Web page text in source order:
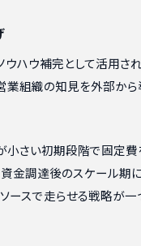
ハウ補完として活用さ
業組織の知見を外部から
小さい初期段階で固定
金調達後のスケール期
ースで走らせる戦略が